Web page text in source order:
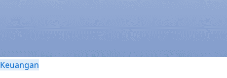
Keuangan